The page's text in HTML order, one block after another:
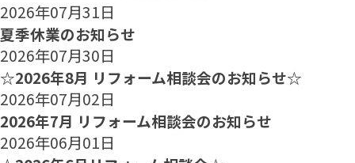
2026年07月31日
夏季休業のお知らせ
2026年07月30日
☆2026年8月 リフォーム相談会のお知らせ☆
2026年07月02日
2026年7月 リフォーム相談会のお知らせ
2026年06月01日